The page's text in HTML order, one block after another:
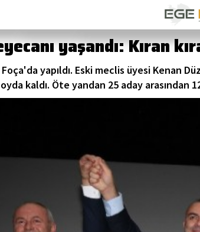
yaşandı: Kıran
yapıldı. Eski meclis üyesi Kenan
kaldı. Öte yandan 25 aday